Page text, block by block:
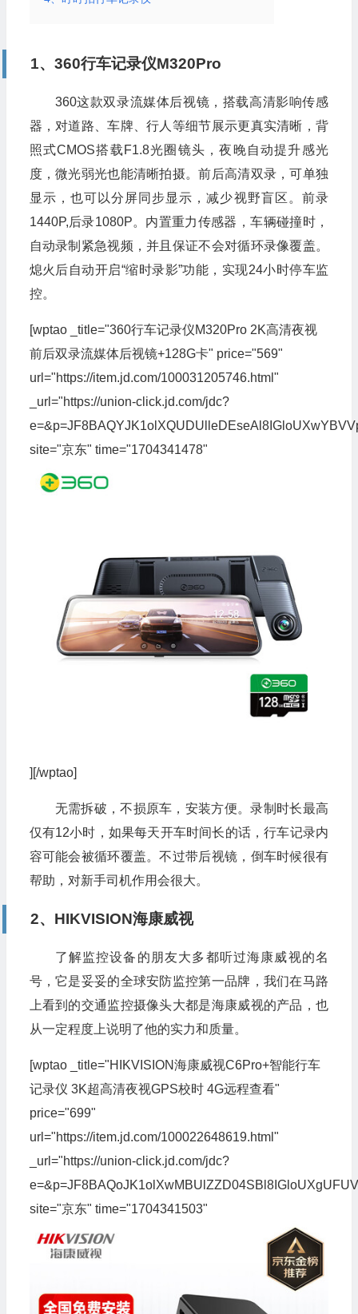
1、360行车记录仪M320Pro
360这款双录流媒体后视镜，搭载高清影响传感
器，对道路、车牌、行人等细节展示更真实清晰，背
照式CMOS搭载F1.8光圈镜头，夜晚自动提升感光
度，微光弱光也能清晰拍摄。前后高清双录，可单独
显示，也可以分屏同步显示，减少视野盲区。前录
1440P,后录1080P。内置重力传感器，车辆碰撞时，
自动录制紧急视频，并且保证不会对循环录像覆盖。
熄火后自动开启“缩时录影”功能，实现24小时停车监
控。
[wptao _title="360行车记录仪M320Pro 2K高清夜视
前后双录流媒体后视镜+128G卡" price="569"
url="https://item.jd.com/100031205746.html"
_url="https://union-click.jd.com/jdc?
site="京东" time="1704341478"
][/wptao]
无需拆破，不损原车，安装方便。录制时长最高
仅有12小时，如果每天开车时间长的话，行车记录内
容可能会被循环覆盖。不过带后视镜，倒车时候很有
帮助，对新手司机作用会很大。
2、HIKVISION海康威视
了解监控设备的朋友大多都听过海康威视的名
号，它是妥妥的全球安防监控第一品牌，我们在马路
上看到的交通监控摄像头大都是海康威视的产品，也
从一定程度上说明了他的实力和质量。
[wptao _title="HIKVISION海康威视C6Pro+智能行车
记录仪 3K超高清夜视GPS校时 4G远程查看"
price="699"
url="https://item.jd.com/100022648619.html"
_url="https://union-click.jd.com/jdc?
site="京东" time="1704341503"